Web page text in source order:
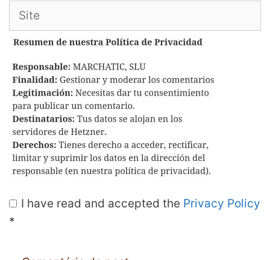
Site
I have read and accepted the Privacy Policy
*